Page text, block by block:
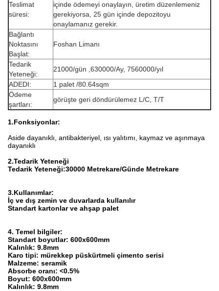
Teslimat
süresi:
içinde ödemeyi onaylayın, üretim düzenlemeniz
gerekiyorsa, 25 gün içinde depozitoyu
onaylamanız gerekir.
Bağlantı
Noktasını
Başlat:
Foshan Limanı
Tedarik
Yeteneği:
21000/gün ,630000/Ay, 7560000/yıl
ADEDI:
1 palet /80.64sqm
Ödeme
şartları:
görüşte geri döndürülemez L/C, T/T
1.Fonksiyonlar:
Aside dayanıklı, antibakteriyel, ısı yalıtımı, kaymaz ve aşınmaya
dayanıklı
2.Tedarik Yeteneği
Tedarik Yeteneği:30000 Metrekare/Günde Metrekare
3.Kullanımlar:
İç ve dış zemin ve duvarlarda kullanılır
Standart kartonlar ve ahşap palet
4. Temel bilgiler:
Standart boyutlar: 600x600mm
Kalınlık: 9.8mm
Karo tipi: mürekkep püskürtmeli çimento serisi
Malzeme: seramik
Absorbe oranı: <0.5​%
Boyut: 600x600mm
Kalınlık: 9.8mm